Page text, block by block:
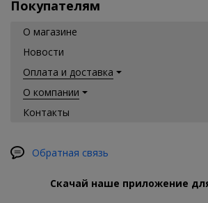
Покупателям
О магазине
Новости
Оплата и доставка
О компании
Контакты
Обратная связь
Скачай наше приложение